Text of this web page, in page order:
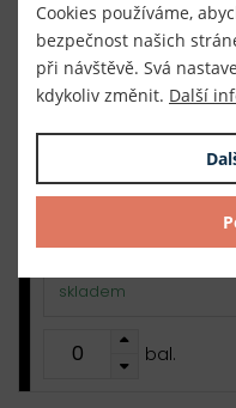
20 ks
skladem
bal.
skladem
bal.
Cookies používáme,
bezpečnost našich
při návštěvě. Svá
kdykoliv změnit. Další